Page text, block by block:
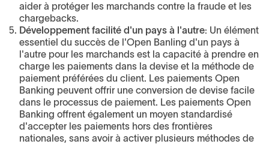
aider à protéger les marchands contre la fraude et les
chargebacks.
Développement facilité d'un pays à l'autre: Un élément
essentiel du succès de l'Open Banling d'un pays à
l'autre pour les marchands est la capacité à prendre en
charge les paiements dans la devise et la méthode de
paiement préférées du client. Les paiements Open
Banking peuvent offrir une conversion de devise facile
dans le processus de paiement. Les paiements Open
Banking offrent également un moyen standardisé
d'accepter les paiements hors des frontières
nationales, sans avoir à activer plusieurs méthodes de